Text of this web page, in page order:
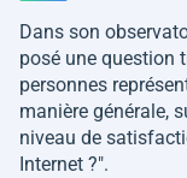
Dans son
posé une question
personnes
manière générale,
niveau de
Internet ?".